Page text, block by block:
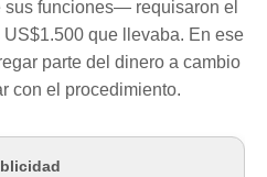
sus funciones— requisaron el
que llevaba. En ese
parte del dinero a cambio
con el procedimiento.